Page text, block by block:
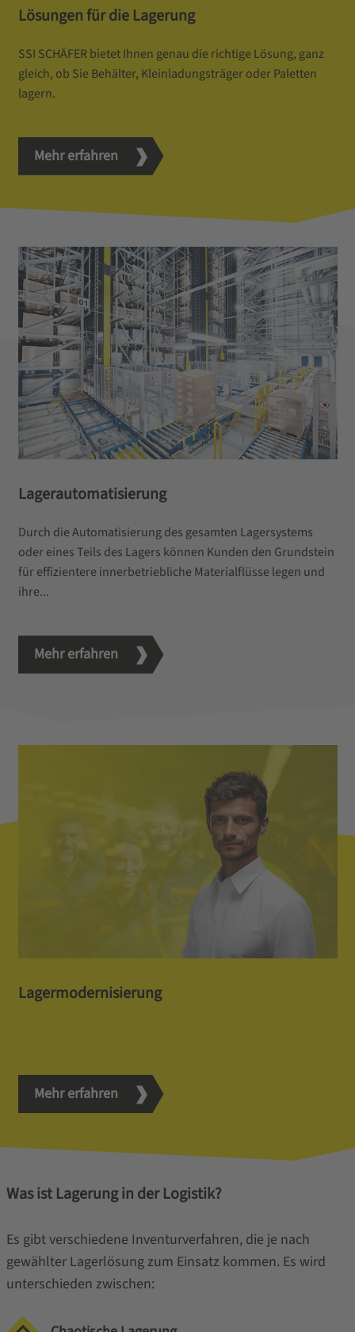
Lösungen für die Lagerung
SSI SCHÄFER bietet Ihnen genau die richtige Lösung, ganz
gleich, ob Sie Behälter, Kleinladungsträger oder Paletten
lagern.
Mehr erfahren
Lagerautomatisierung
Durch die Automatisierung des gesamten Lagersystems
oder eines Teils des Lagers können Kunden den Grundstein
für effizientere innerbetriebliche Materialflüsse legen und
ihre...
Mehr erfahren
Lagermodernisierung
Mehr erfahren
Was ist Lagerung in der Logistik?
Es gibt verschiedene Inventurverfahren, die je nach
gewählter Lagerlösung zum Einsatz kommen. Es wird
unterschieden zwischen: